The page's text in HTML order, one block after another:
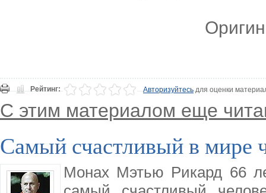
Рейтинг: Авторизуйтесьдля оценки
С этим материалом еще
Самый счастливый в мире
Монах Мэтью Рикард 66